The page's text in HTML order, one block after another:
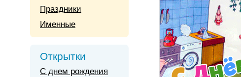
Праздники
Именные
Открытки
С днем рождения